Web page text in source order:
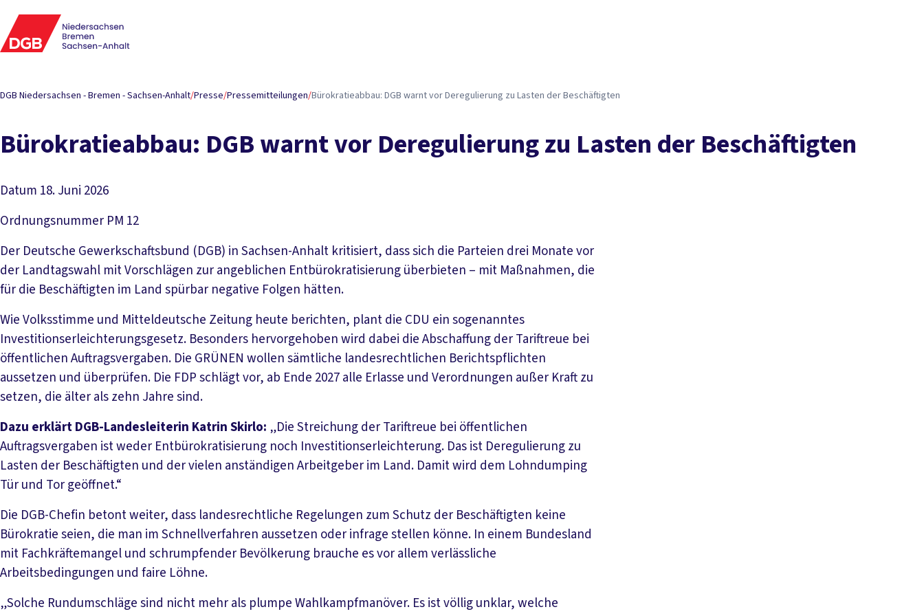
DGB Niedersachsen - Bremen - Sachsen-Anhalt/Presse/Pressemitteilungen/Bürokratieabbau: DGB warnt vor Deregulierung zu Lasten der Beschäftigten
Bürokratieabbau: DGB warnt vor Deregulierung zu Lasten der Beschäftigten
Datum 18. Juni 2026
Ordnungsnummer PM 12
Der Deutsche Gewerkschaftsbund (DGB) in Sachsen-Anhalt kritisiert, dass sich die Parteien drei Monate vor
der Landtagswahl mit Vorschlägen zur angeblichen Entbürokratisierung überbieten – mit Maßnahmen, die
für die Beschäftigten im Land spürbar negative Folgen hätten.
Wie Volksstimme und Mitteldeutsche Zeitung heute berichten, plant die CDU ein sogenanntes
Investitionserleichterungsgesetz. Besonders hervorgehoben wird dabei die Abschaffung der Tariftreue bei
öffentlichen Auftragsvergaben. Die GRÜNEN wollen sämtliche landesrechtlichen Berichtspflichten
aussetzen und überprüfen. Die FDP schlägt vor, ab Ende 2027 alle Erlasse und Verordnungen außer Kraft zu
setzen, die älter als zehn Jahre sind.
Dazu erklärt DGB-Landesleiterin Katrin Skirlo: „Die Streichung der Tariftreue bei öffentlichen
Auftragsvergaben ist weder Entbürokratisierung noch Investitionserleichterung. Das ist Deregulierung zu
Lasten der Beschäftigten und der vielen anständigen Arbeitgeber im Land. Damit wird dem Lohndumping
Tür und Tor geöffnet.“
Die DGB-Chefin betont weiter, dass landesrechtliche Regelungen zum Schutz der Beschäftigten keine
Bürokratie seien, die man im Schnellverfahren aussetzen oder infrage stellen könne. In einem Bundesland
mit Fachkräftemangel und schrumpfender Bevölkerung brauche es vor allem verlässliche
Arbeitsbedingungen und faire Löhne.
„Solche Rundumschläge sind nicht mehr als plumpe Wahlkampfmanöver. Es ist völlig unklar, welche